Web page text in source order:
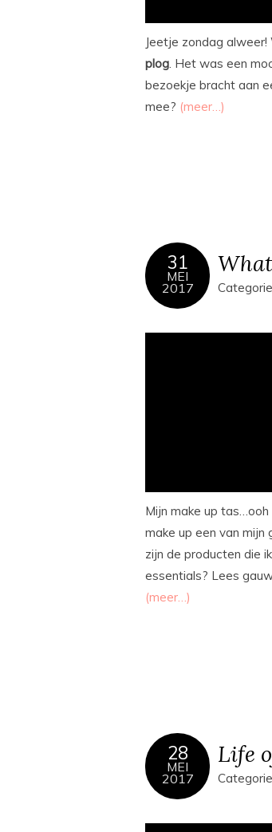
Jeetje zondag
plog. Het was een
bezoekje bracht aan
mee? (meer…)
31
MEI
2017
Mijn make up
make up een van
zijn de producten die
essentials? Lees
(meer…)
28
MEI
2017
Life